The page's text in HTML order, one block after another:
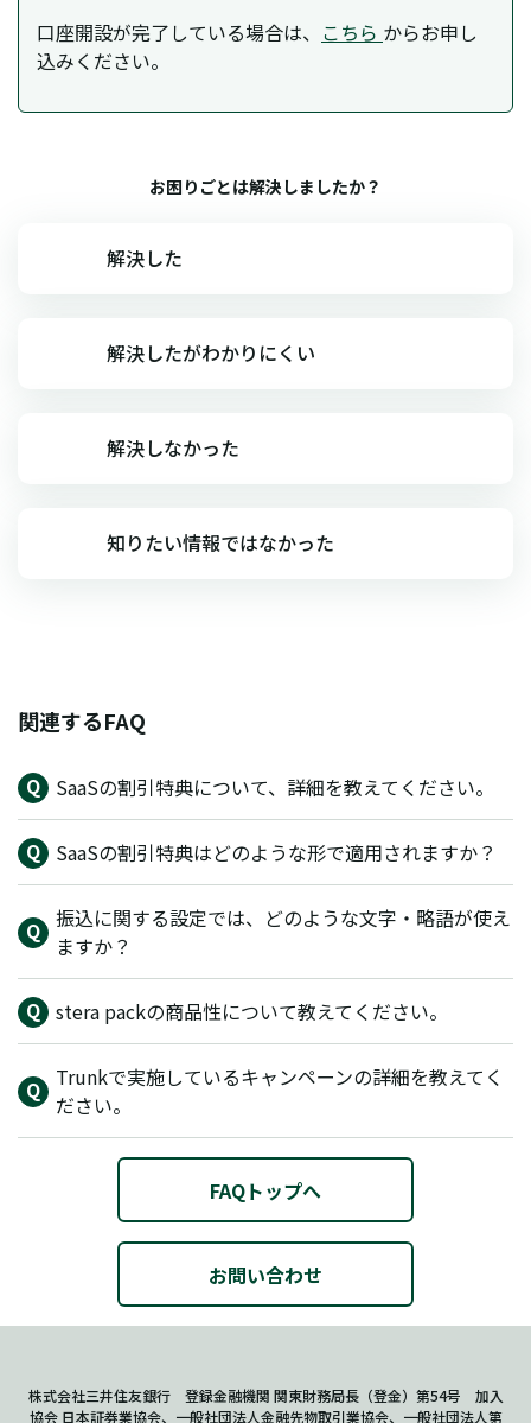
口座開設が完了している場合は、 こちら からお申し
込みください。
お困りごとは解決しましたか？
解決した
解決したがわかりにくい
解決しなかった
知りたい情報ではなかった
関連するFAQ
SaaSの割引特典について、詳細を教えてください。
SaaSの割引特典はどのような形で適用されますか？
振込に関する設定では、どのような文字・略語が使え
ますか？
stera packの商品性について教えてください。
Trunkで実施しているキャンペーンの詳細を教えてく
ださい。
FAQトップへ
お問い合わせ
株式会社三井住友銀行 登録金融機関 関東財務局長（登金）第54号 加入
協会 日本証券業協会、一般社団法人金融先物取引業協会、一般社団法人第